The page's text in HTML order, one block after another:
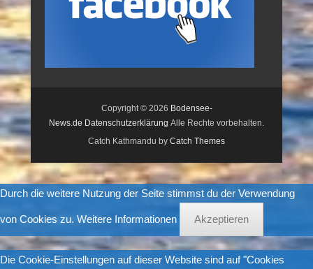
Copyright © 2026 Bodensee-
News.de Datenschutzerklärung Alle Rechte vorbehalten.
Catch Kathmandu by Catch Themes
Durch die weitere Nutzung der Seite stimmst du der Verwendung
von Cookies zu. Weitere Informationen Akzeptieren
Die Cookie-Einstellungen auf dieser Website sind auf "Cookies